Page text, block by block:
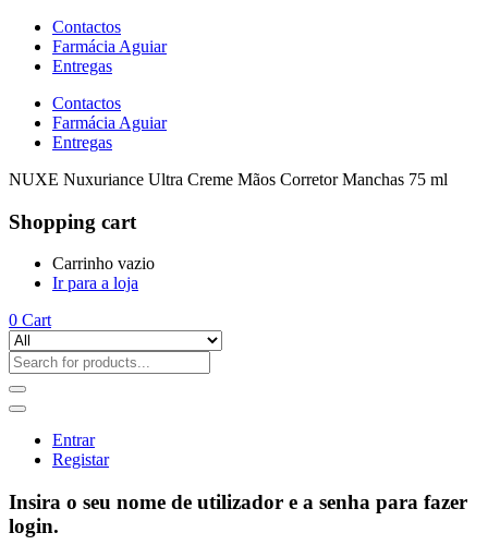
Contactos
Farmácia Aguiar
Entregas
Contactos
Farmácia Aguiar
Entregas
NUXE Nuxuriance Ultra Creme Mãos Corretor Manchas 75 ml
Shopping cart
Carrinho vazio
Ir para a loja
0 Cart
Entrar
Registar
Insira o seu nome de utilizador e a senha para fazer
login.